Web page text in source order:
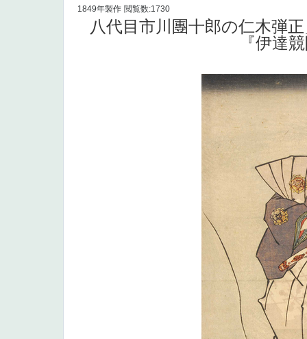
1849年製作 閲覧数:1730
八代目市川團十郎の仁木弾
『伊達